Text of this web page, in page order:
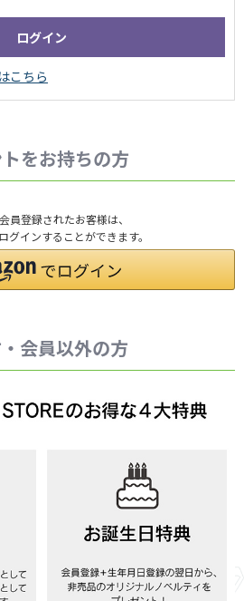
をお持ちの方
登録されたお客様は、
インすることができます。
会員以外の方